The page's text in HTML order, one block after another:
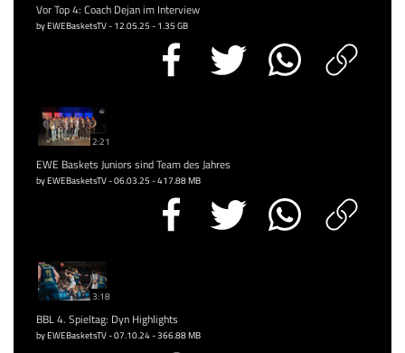
Vor Top 4: Coach Dejan im Interview
by EWEBasketsTV - 12.05.25 - 1.35 GB
2:21
EWE Baskets Juniors sind Team des Jahres
by EWEBasketsTV - 06.03.25 - 417.88 MB
3:18
BBL 4. Spieltag: Dyn Highlights
by EWEBasketsTV - 07.10.24 - 366.88 MB